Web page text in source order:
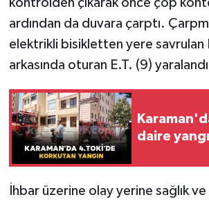
kontrolden çıkarak önce çöp
ardından da duvara çarptı.
elektrikli bisikletten yere savrulan
arkasında oturan E.T. (9)
daire
İhbar üzerine olay yerine sağlık